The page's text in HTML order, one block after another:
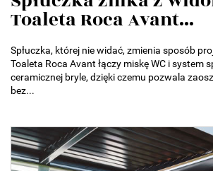
Toaleta Roca Avant...
Spłuczka, której nie widać, zmienia sposób
Toaleta Roca Avant łączy miskę WC i system
ceramicznej bryle, dzięki czemu pozwala
bez...